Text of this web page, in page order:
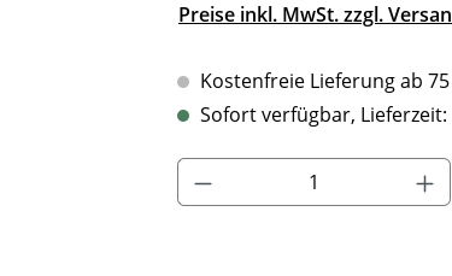
Preise inkl. MwSt. zzgl.
Kostenfreie Lieferung ab
Sofort verfügbar, Lieferzeit:
Produkt Anzahl: Gib den